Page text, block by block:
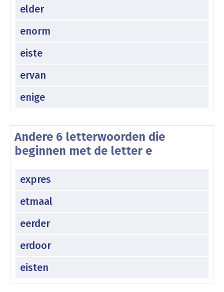
elder
enorm
eiste
ervan
enige
Andere 6 letterwoorden die
beginnen met de letter e
expres
etmaal
eerder
erdoor
eisten